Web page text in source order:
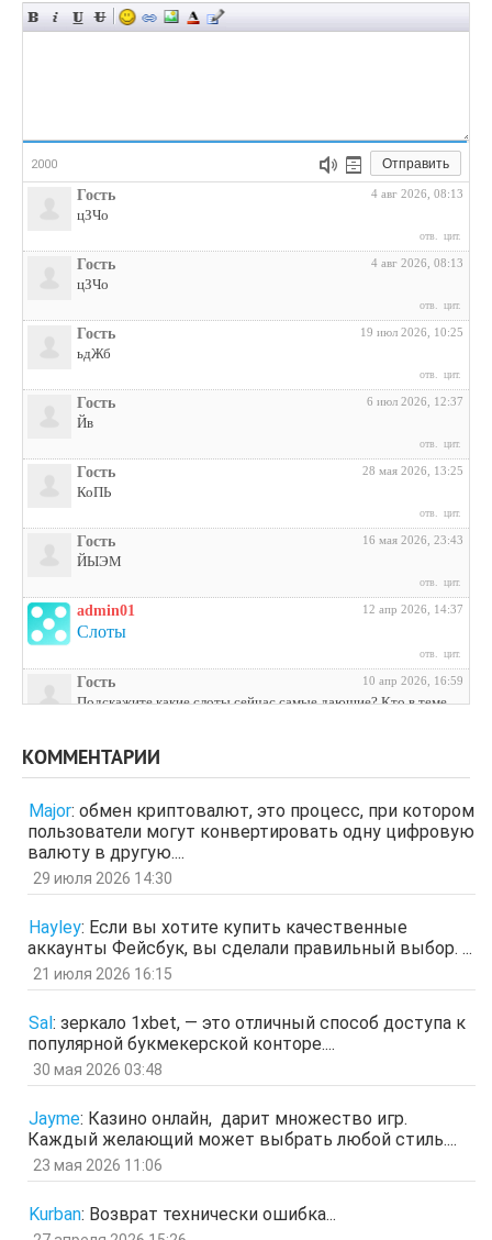
Отправить
2000
Гость 4 авг 2026, 08:13
цЗЧо
отв. цит.
Гость 4 авг 2026, 08:13
цЗЧо
отв. цит.
Гость 19 июл 2026, 10:25
ьдЖб
отв. цит.
Гость 6 июл 2026, 12:37
Йв
отв. цит.
Гость 28 мая 2026, 13:25
КоПЬ
отв. цит.
Гость 16 мая 2026, 23:43
ЙЫЭМ
отв. цит.
admin01 12 апр 2026, 14:37
Слоты
отв. цит.
Гость 10 апр 2026, 16:59
Подскажите какие слоты сейчас самые дающие? Кто в теме
Гость
отв. цит.
Гость 26 мар 2026, 01:35
мЛЙК
ащрд
отв. цит.
Гость
ыЩЧЭ
отв. цит.
Гость
ЗОл
отв. цит.
Гость 5 мар 2026, 12:20
оЭЬЧ
SPPS 2 мар 2026, 16:19
ау, есть кто живой здесь?)
КОММЕНТАРИИ
Major: обмен криптовалют, это процесс, при котором
пользователи могут конвертировать одну цифровую
валюту в другую....
29 июля 2026 14:30
Hayley: Если вы хотите купить качественные
аккаунты Фейсбук, вы сделали правильный выбор. ...
21 июля 2026 16:15
Sal: зеркало 1xbet, — это отличный способ доступа к
популярной букмекерской конторе....
30 мая 2026 03:48
Jayme: Казино онлайн, дарит множество игр.
Каждый желающий может выбрать любой стиль....
23 мая 2026 11:06
Kurban: Возврат технически ошибка...